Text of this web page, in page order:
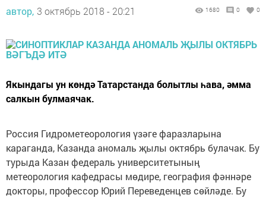
автор, 3 октябрь 2018 - 20:21 1680 0 0
Якындагы ун көндә Татарстанда болытлы һава, әмма
салкын булмаячак.
Россия Гидрометеорология үзәге фаразларына
караганда, Казанда аномаль җылы октябрь булачак. Бу
турыда Казан федераль университетының
метеорология кафедрасы мөдире, география фәннәре
докторы, профессор Юрий Переведенцев сөйләде. Бу